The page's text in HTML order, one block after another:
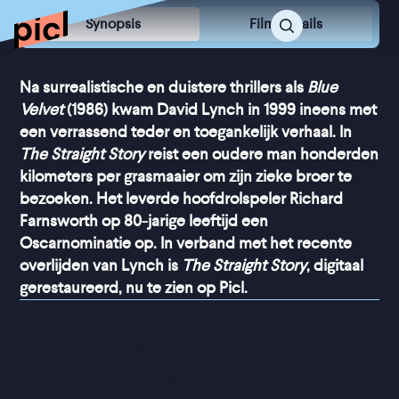
Synopsis Film Details
Na surrealistische en duistere thrillers als Blue
Velvet(1986) kwam David Lynch in 1999 ineens met
een verrassend teder en toegankelijk verhaal. In
The Straight Storyreist een oudere man honderden
kilometers per grasmaaier om zijn zieke broer te
bezoeken. Het leverde hoofdrolspeler Richard
Farnsworth op 80-jarige leeftijd een
Oscarnominatie op. In verband met het recente
overlijden van Lynch is The Straight Story, digitaal
gerestaureerd, nu te zien op Picl.